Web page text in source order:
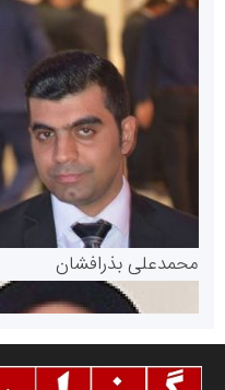
پایگاه خبری گفتمان یزد
سازمان بورس و اوراق بهادار
مرجع اخبار موثق در بازارسرمایه
محمدعلی بذرافشان